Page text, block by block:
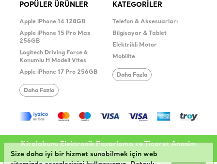
Size daha iyi bir hizmet sunabilmek için web
POPÜLER ÜRÜNLER
Apple iPhone 14 128GB
Apple iPhone 15 Pro Max
256GB
Logitech Driving Force 6
Konumlu H Modeli Vites
Apple iPhone 17 Pro 256GB
Daha Fazla
KATEGORİLER
Telefon & Aksesuarları
Bilgisayar & Tablet
Elektrikli Motor
Mobilite
Daha Fazla
Kiralabunu Elektronik Pazarlama ve Ticaret Anonim
Şirketi